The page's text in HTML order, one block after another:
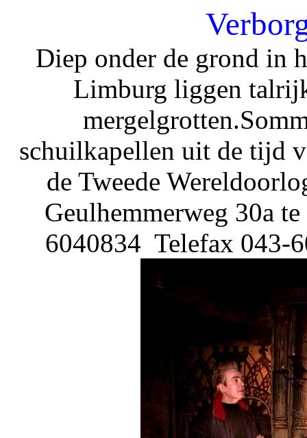
Diep onder de grond in
Limburg liggen
schuilkapellen uit de tijd
de Tweede
Geulhemmerweg 30a
6040834 Telefax